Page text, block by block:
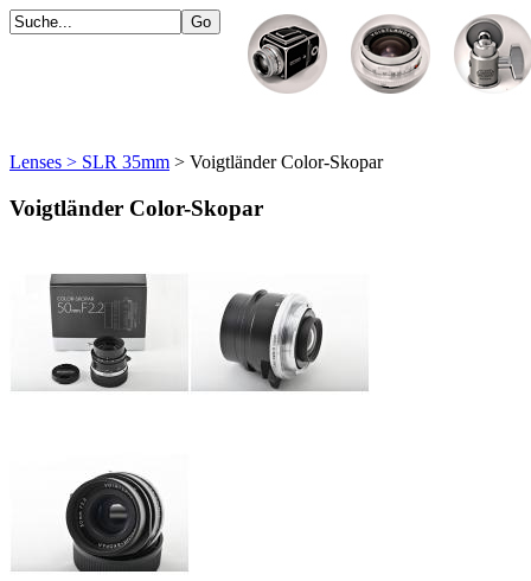
Lenses > SLR 35mm > Voigtländer Color-Skopar
Voigtländer Color-Skopar